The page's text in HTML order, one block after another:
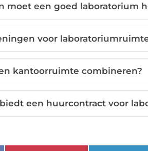
moet een goed laboratorium
voor
kantoorruimte combineren?
een huurcontract voor